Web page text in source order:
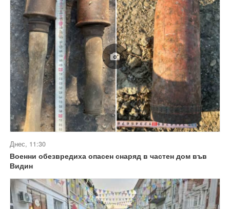
Днес, 11:30
Военни обезвредиха опасен снаряд в частен дом във
Видин